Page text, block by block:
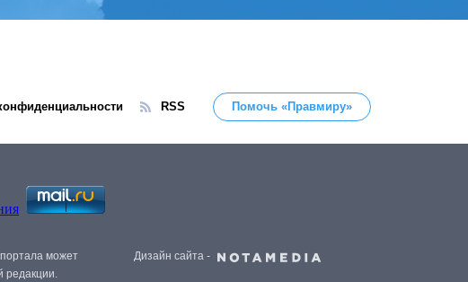
RSS Помочь «Правмиру»
может
редакции.
Дизайн сайта -